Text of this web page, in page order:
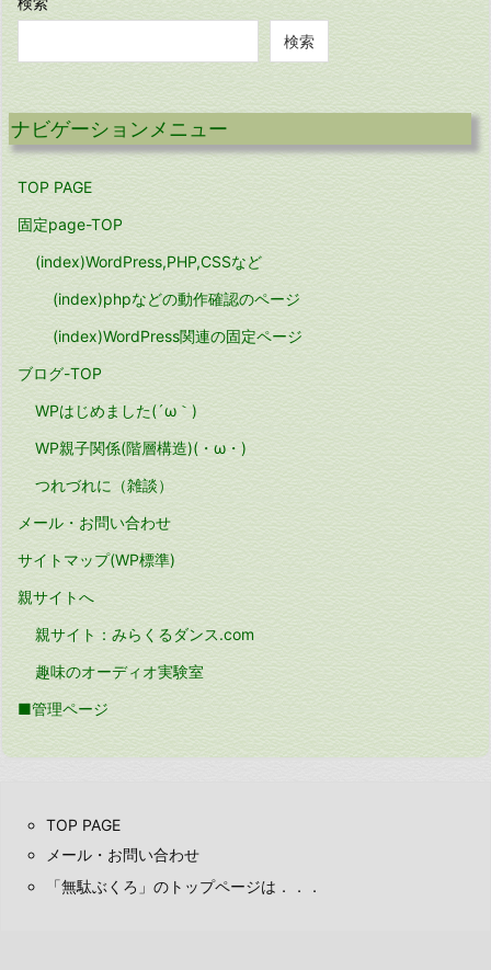
検索
ナビゲーションメニュー
TOP PAGE
固定page-TOP
(index)WordPress,PHP,CSSなど
(index)phpなどの動作確認のページ
(index)WordPress関連の固定ページ
ブログ-TOP
WPはじめました(´ω｀)
WP親子関係(階層構造)(・ω・)
つれづれに（雑談）
メール・お問い合わせ
サイトマップ(WP標準)
親サイトへ
親サイト：みらくるダンス.com
趣味のオーディオ実験室
■管理ページ
TOP PAGE
メール・お問い合わせ
「無駄ぶくろ」のトップページは．．．